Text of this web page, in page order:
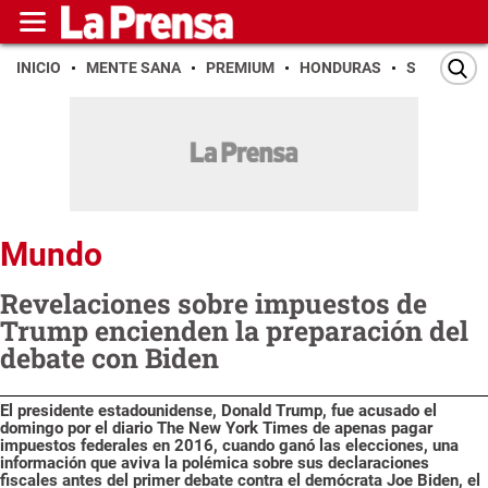
INICIO MENTE SANA PREMIUM HONDURAS SAN PEDRO
Mundo
Revelaciones sobre impuestos de
Trump encienden la preparación del
debate con Biden
El presidente estadounidense, Donald Trump, fue acusado el
domingo por el diario The New York Times de apenas pagar
impuestos federales en 2016, cuando ganó las elecciones, una
información que aviva la polémica sobre sus declaraciones
fiscales antes del primer debate contra el demócrata Joe Biden, el